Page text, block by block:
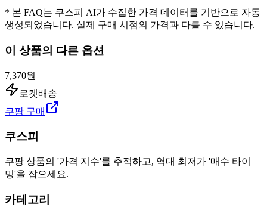
* 본 FAQ는 쿠스피 AI가 수집한 가격 데이터를 기반으로 자동
생성되었습니다. 실제 구매 시점의 가격과 다를 수 있습니다.
이 상품의 다른 옵션
7,370원
로켓배송
쿠팡 구매
쿠스피
쿠팡 상품의 '가격 지수'를 추적하고, 역대 최저가 '매수 타이
밍'을 잡으세요.
카테고리